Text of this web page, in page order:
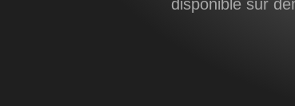
disponible sur